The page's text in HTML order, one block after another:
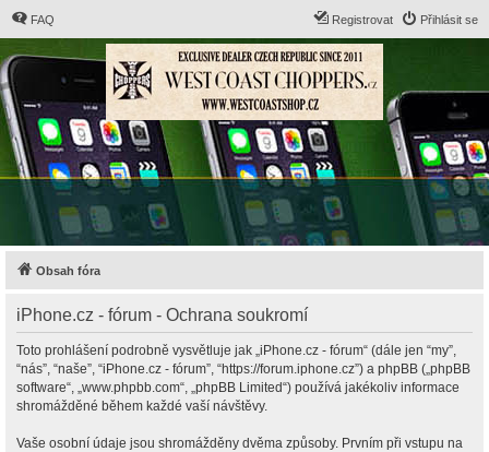
FAQ Přihlásit se
Registrovat
Obsah fóra
iPhone.cz - fórum - Ochrana soukromí
Toto prohlášení podrobně vysvětluje jak „iPhone.cz - fórum“ (dále jen “my”,
“nás”, “naše”, “iPhone.cz - fórum”, “https://forum.iphone.cz”) a phpBB („phpBB
software“, „www.phpbb.com“, „phpBB Limited“) používá jakékoliv informace
shromážděné během každé vaší návštěvy.
Vaše osobní údaje jsou shromážděny dvěma způsoby. Prvním při vstupu na